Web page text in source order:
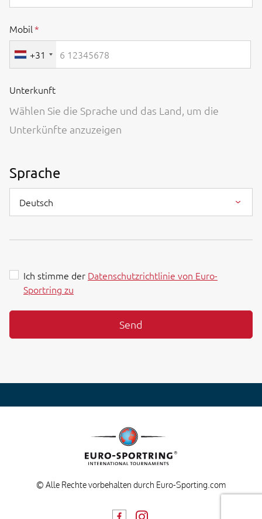
Mobil
+31
Unterkunft
Wählen Sie die Sprache und das Land, um die
Unterkünfte anzuzeigen
Sprache
Deutsch
Ich stimme der Datenschutzrichtlinie von Euro-
Sportring zu
Send
© Alle Rechte vorbehalten durch Euro-Sporting.com